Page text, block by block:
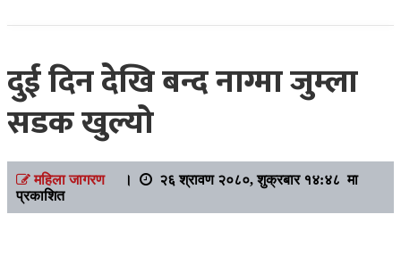
Mahilajagaran
दुई दिन देखि बन्द नाग्मा जुम्ला
सडक खुल्यो
महिला जागरण।
२६ श्रावण २०८०, शुक्रबार १४:४८ मा
प्रकाशित